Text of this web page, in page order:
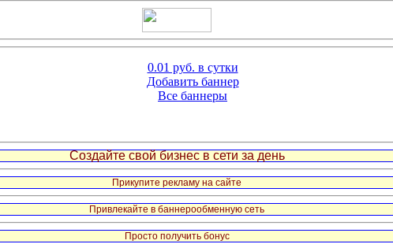
0.01 руб. в сутки
Добавить баннер
Все баннеры
Создайте свой бизнес в сети за день
Прикупите рекламу на сайте
Привлекайте в баннерообменную сеть
Просто получить бонус